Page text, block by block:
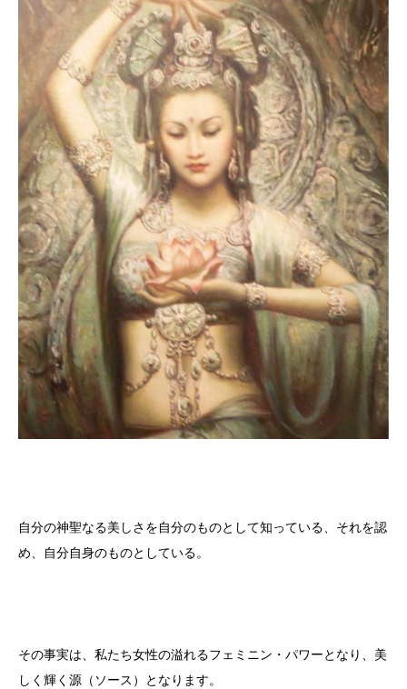
自分の神聖なる美しさを自分のものとして知っている、それを認
め、自分自身のものとしている。
その事実は、私たち女性の溢れるフェミニン・パワーとなり、美
しく輝く源（ソース）となります。